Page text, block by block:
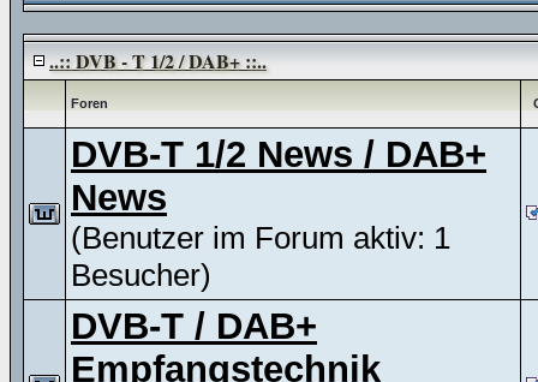
..:: DVB - T 1/2 / DAB+ ::..
Foren
DVB-T 1/2 News / DAB+
News
(Benutzer im Forum aktiv: 1
Besucher)
DVB-T / DAB+
Empfangstechnik